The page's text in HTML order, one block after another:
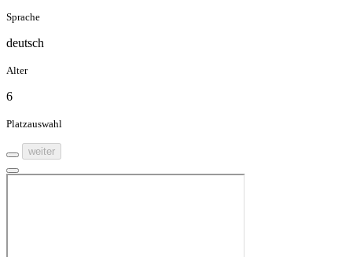
Sprache
deutsch
Alter
6
Platzauswahl
weiter